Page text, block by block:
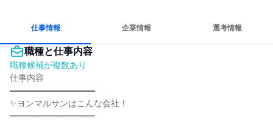
仕事情報 企業情報 選考情報
職種と仕事内容
職種候補が複数あり
仕事内容
══════════════
✨ヨンマルサンはこんな会社！
══════════════